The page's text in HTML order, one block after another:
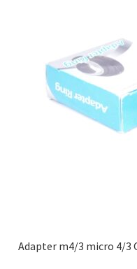
Adapter m4/3 micro 4/3